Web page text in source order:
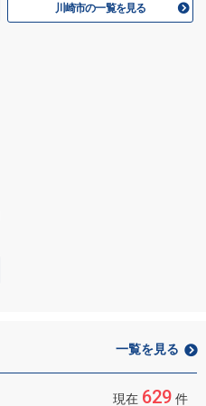
川崎市の一覧を見る
一覧を見る
現在 629 件